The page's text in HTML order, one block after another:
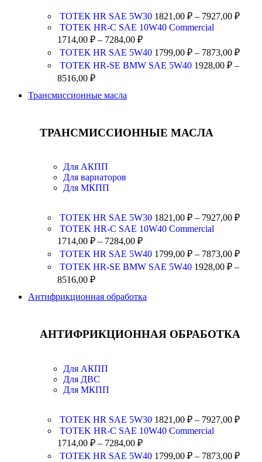
ТОТЕК HR SAE 5W30 1821,00 ₽ – 7927,00 ₽
TOTEK HR-C SAE 10W40 Commercial
1714,00 ₽ – 7284,00 ₽
ТОТЕК HR SAE 5W40 1799,00 ₽ – 7873,00 ₽
ТОТЕК HR-SE BMW SAE 5W40 1928,00 ₽ –
8516,00 ₽
Трансмиссионные масла
ТРАНСМИССИОННЫЕ МАСЛА
Для АКПП
Для вариаторов
Для МКПП
ТОТЕК HR SAE 5W30 1821,00 ₽ – 7927,00 ₽
TOTEK HR-C SAE 10W40 Commercial
1714,00 ₽ – 7284,00 ₽
ТОТЕК HR SAE 5W40 1799,00 ₽ – 7873,00 ₽
ТОТЕК HR-SE BMW SAE 5W40 1928,00 ₽ –
8516,00 ₽
Антифрикционная обработка
АНТИФРИКЦИОННАЯ ОБРАБОТКА
Для АКПП
Для ДВС
Для МКПП
ТОТЕК HR SAE 5W30 1821,00 ₽ – 7927,00 ₽
TOTEK HR-C SAE 10W40 Commercial
1714,00 ₽ – 7284,00 ₽
ТОТЕК HR SAE 5W40 1799,00 ₽ – 7873,00 ₽